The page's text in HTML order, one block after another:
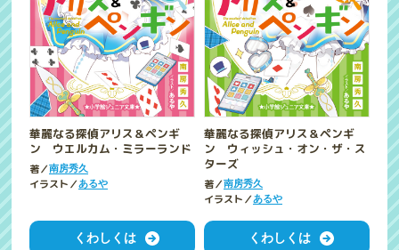
華麗なる探偵アリス＆ペンギ
ン ウエルカム・ミラーランド
著／南房秀久
イラスト／あるや
くわしくは
華麗なる探偵アリス＆ペンギ
ン ウィッシュ・オン・ザ・ス
ターズ
著／南房秀久
イラスト／あるや
くわしくは